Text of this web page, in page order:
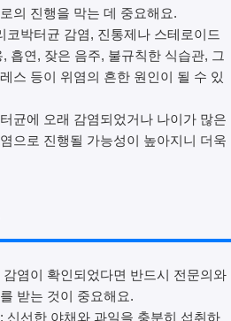
의 진행을 막는 데 중요해요.
코박터균 감염, 진통제나 스테로이드
흡연, 잦은 음주, 불규칙한 식습관, 그
스 등이 위염의 흔한 원인이 될 수 있
균에 오래 감염되었거나 나이가 많은
으로 진행될 가능성이 높아지니 더욱
감염이 확인되었다면 반드시 전문의와
받는 것이 중요해요.
: 신선한 야채와 과일을 충분히 섭취하